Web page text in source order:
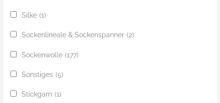
Silke (1)
Sockenlineale & Sockenspanner (2)
Sockenwolle (177)
Sonstiges (5)
Stickgarn (1)